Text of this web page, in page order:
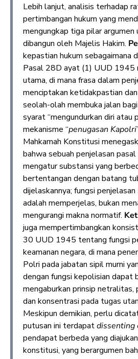
Lebih lanjut, analisis terhadap
pertimbangan hukum yang
mengungkap tiga pilar argumen
dibangun oleh Majelis Hakim.
kepastian hukum sebagaimana
Pasal 28D ayat (1) UUD 1945
utama, di mana frasa dalam
menciptakan ketidakpastian
seolah-olah membuka jalan
syarat “mengundurkan diri atau
mekanisme “penugasan Kapolri
Mahkamah Konstitusi
bahwa sebuah penjelasan
mengatur substansi yang
bertentangan dengan batang
dijelaskannya; fungsi
adalah memperjelas, bukan
mengurangi makna normatif.
juga mempertimbangkan
30 UUD 1945 tentang fungsi
keamanan negara, di mana
Polri pada jabatan sipil murni
dengan fungsi kepolisian dapat
mengaburkan prinsip netralitas,
dan konsentrasi pada tugas
Meskipun demikian, perlu
putusan ini terdapatdissenting
pendapat berbeda yang
konstitusi, yang berargumen